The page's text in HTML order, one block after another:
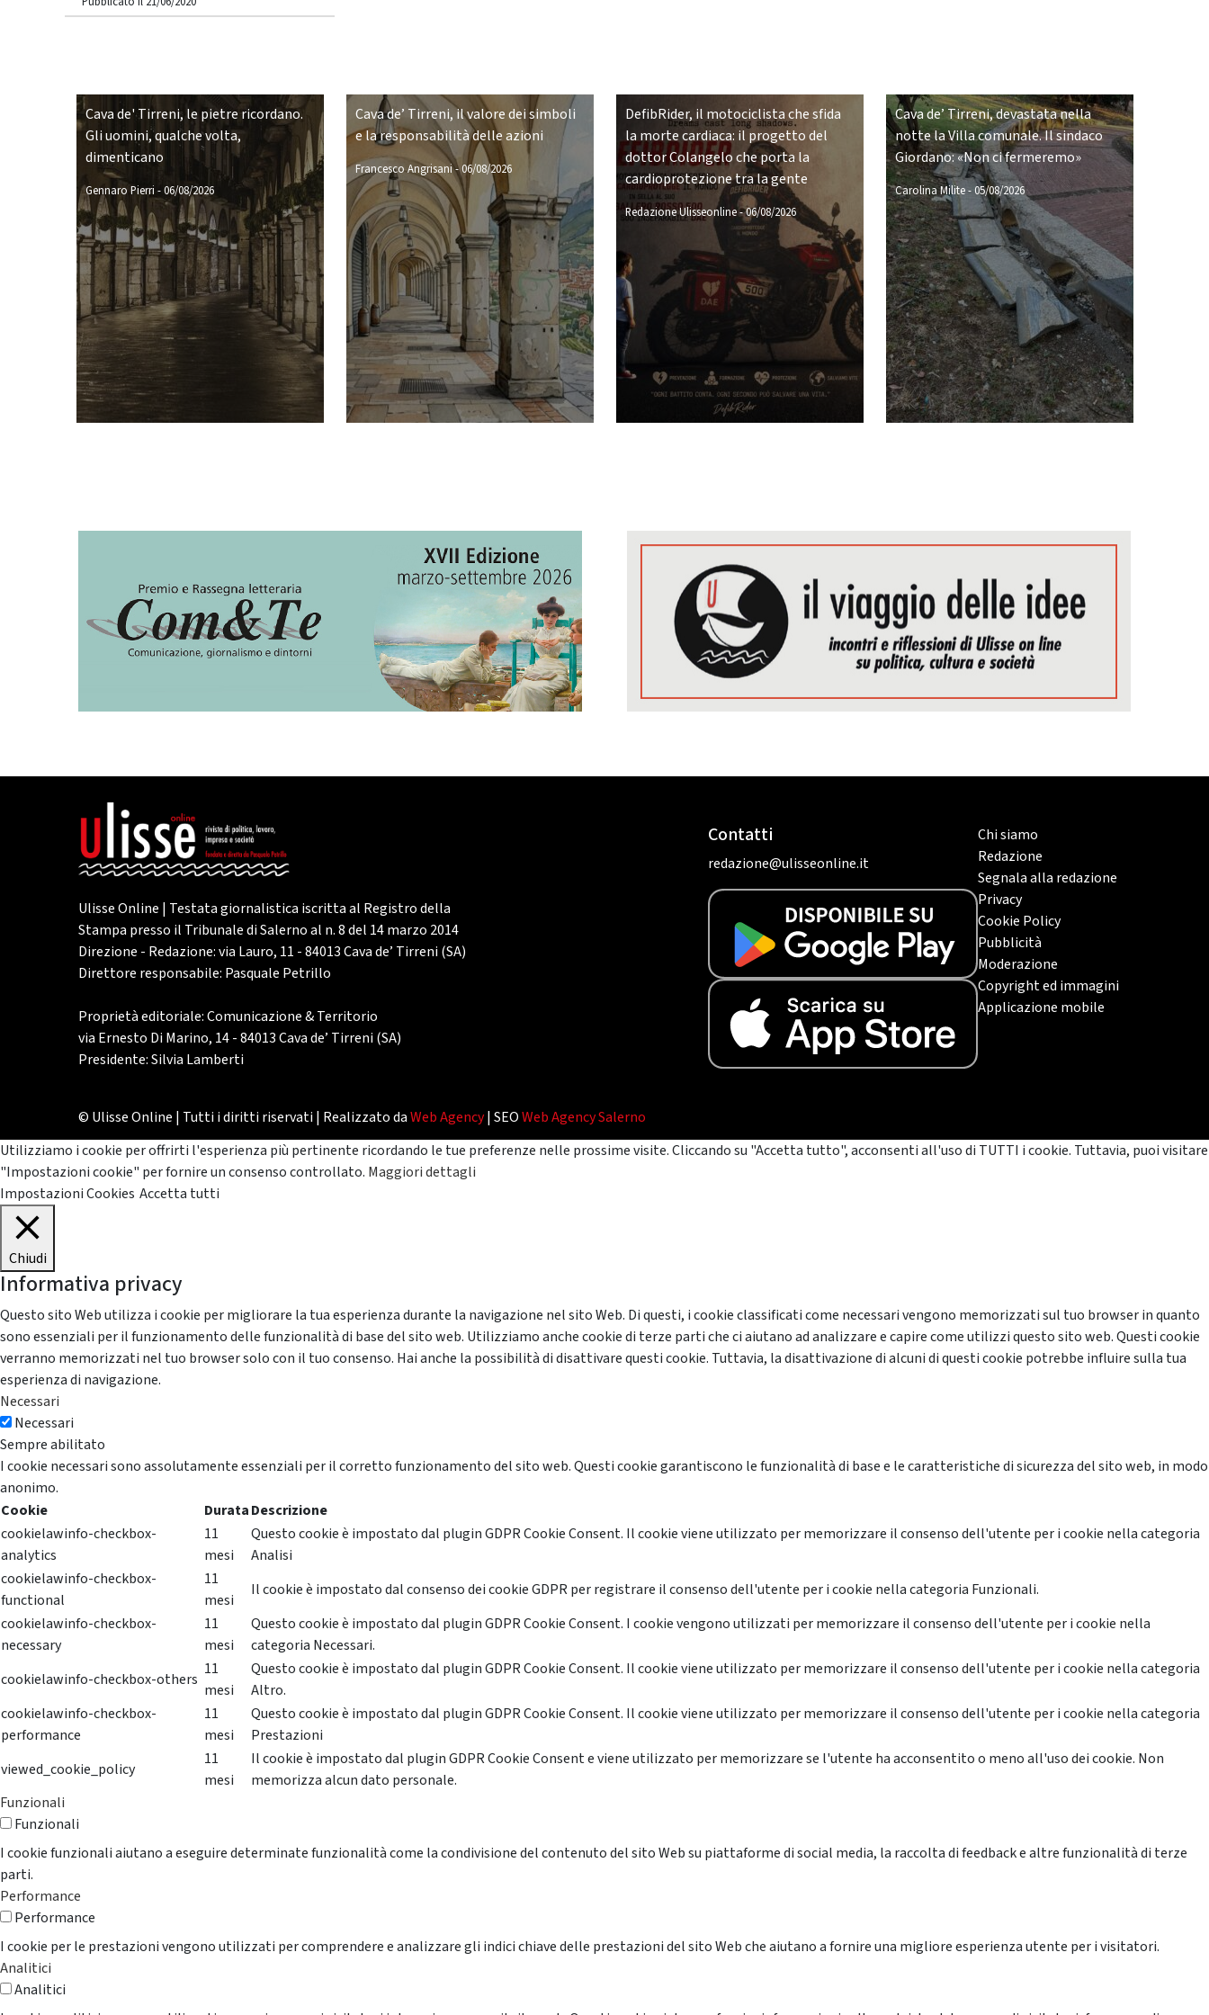
Cava de' Tirreni, le pietre ricordano.
Gli uomini, qualche volta,
dimenticano
Gennaro Pierri -06/08/2026
Cava de’ Tirreni, il valore dei simboli
e la responsabilità delle azioni
Francesco Angrisani-06/08/2026
DefibRider, il motociclista che sfida
la morte cardiaca: il progetto del
dottor Colangelo che porta la
cardioprotezione tra la gente
Redazione Ulisseonline-06/08/2026
Cava de’ Tirreni, devastata nella
notte la Villa comunale. Il sindaco
Giordano: «Non ci fermeremo»
Carolina Milite- 05/08/2026
Ulisse Online | Testata giornalistica iscritta al Registro della
Stampa presso il Tribunale di Salerno al n. 8 del 14 marzo 2014
Direzione - Redazione: via Lauro, 11 - 84013 Cava de’ Tirreni (SA)
Direttore responsabile: Pasquale Petrillo
Proprietà editoriale: Comunicazione & Territorio
via Ernesto Di Marino, 14 - 84013 Cava de’ Tirreni (SA)
Presidente: Silvia Lamberti
Contatti
redazione@ulisseonline.it
Chi siamo
Redazione
Segnala alla redazione
Privacy
Cookie Policy
Pubblicità
Moderazione
Copyright ed immagini
Applicazione mobile
© Ulisse Online | Tutti i diritti riservati | Realizzato daWeb Agency| SEOWeb Agency Salerno
Utilizziamo i cookie per offrirti l'esperienza più pertinente ricordando le tue preferenze nelle prossime visite. Cliccando su "Accetta tutto", acconsenti all'uso di TUTTI i cookie. Tuttavia, puoi visitare
"Impostazioni cookie" per fornire un consenso controllato. Maggiori dettagli
Impostazioni Cookies Accetta tutti
Chiudi
Informativa privacy
Questo sito Web utilizza i cookie per migliorare la tua esperienza durante la navigazione nel sito Web. Di questi, i cookie classificati come necessari vengono memorizzati sul tuo browser in quanto
sono essenziali per il funzionamento delle funzionalità di base del sito web. Utilizziamo anche cookie di terze parti che ci aiutano ad analizzare e capire come utilizzi questo sito web. Questi cookie
verranno memorizzati nel tuo browser solo con il tuo consenso. Hai anche la possibilità di disattivare questi cookie. Tuttavia, la disattivazione di alcuni di questi cookie potrebbe influire sulla tua
esperienza di navigazione.
Necessari
Necessari
Sempre abilitato
I cookie necessari sono assolutamente essenziali per il corretto funzionamento del sito web. Questi cookie garantiscono le funzionalità di base e le caratteristiche di sicurezza del sito web, in modo
anonimo.
Cookie
DurataDescrizione
cookielawinfo-checkbox-
analytics
11
mesi
Questo cookie è impostato dal plugin GDPR Cookie Consent. Il cookie viene utilizzato per memorizzare il consenso dell'utente per i cookie nella categoria
Analisi
cookielawinfo-checkbox-
functional
11
mesi
Il cookie è impostato dal consenso dei cookie GDPR per registrare il consenso dell'utente per i cookie nella categoria Funzionali.
cookielawinfo-checkbox-
necessary
11
mesi
Questo cookie è impostato dal plugin GDPR Cookie Consent. I cookie vengono utilizzati per memorizzare il consenso dell'utente per i cookie nella
categoria Necessari.
cookielawinfo-checkbox-others
11
mesi
Questo cookie è impostato dal plugin GDPR Cookie Consent. Il cookie viene utilizzato per memorizzare il consenso dell'utente per i cookie nella categoria
Altro.
cookielawinfo-checkbox-
performance
11
mesi
Questo cookie è impostato dal plugin GDPR Cookie Consent. Il cookie viene utilizzato per memorizzare il consenso dell'utente per i cookie nella categoria
Prestazioni
viewed_cookie_policy
11
mesi
Il cookie è impostato dal plugin GDPR Cookie Consent e viene utilizzato per memorizzare se l'utente ha acconsentito o meno all'uso dei cookie. Non
memorizza alcun dato personale.
Funzionali
Funzionali
I cookie funzionali aiutano a eseguire determinate funzionalità come la condivisione del contenuto del sito Web su piattaforme di social media, la raccolta di feedback e altre funzionalità di terze
parti.
Performance
Performance
I cookie per le prestazioni vengono utilizzati per comprendere e analizzare gli indici chiave delle prestazioni del sito Web che aiutano a fornire una migliore esperienza utente per i visitatori.
Analitici
Analitici